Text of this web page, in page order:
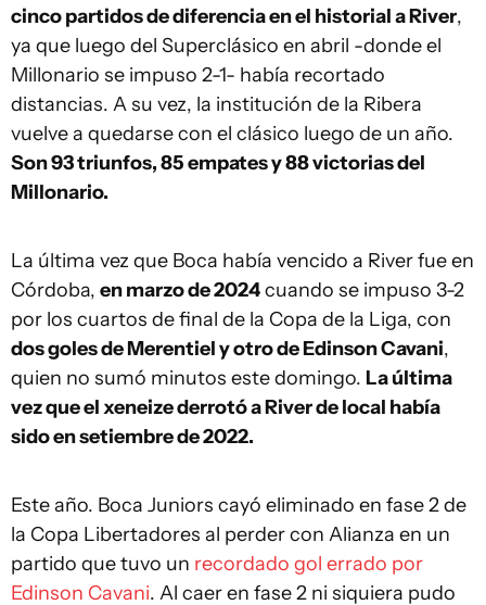
cinco partidos de diferencia en el historial a River,
ya que luego del Superclásico en abril -donde el
Millonario se impuso 2-1- había recortado
distancias. A su vez, la institución de la Ribera
vuelve a quedarse con el clásico luego de un año.
Son 93 triunfos, 85 empates y 88 victorias del
Millonario.
La última vez que Boca había vencido a River fue en
Córdoba, en marzo de 2024cuando se impuso 3-2
por los cuartos de final de la Copa de la Liga, con
dos goles de Merentiel y otro de Edinson Cavani,
quien no sumó minutos este domingo. La última
vez que el xeneize derrotó a River de local había
sido en setiembre de 2022.
Este año. Boca Juniors cayó eliminado en fase 2 de
la Copa Libertadores al perder con Alianza en un
partido que tuvo un recordado gol errado por
Edinson Cavani. Al caer en fase 2 ni siquiera pudo